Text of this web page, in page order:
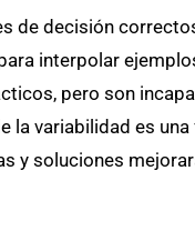
de decisión
interpolar
pero son
la variabilidad es
y soluciones